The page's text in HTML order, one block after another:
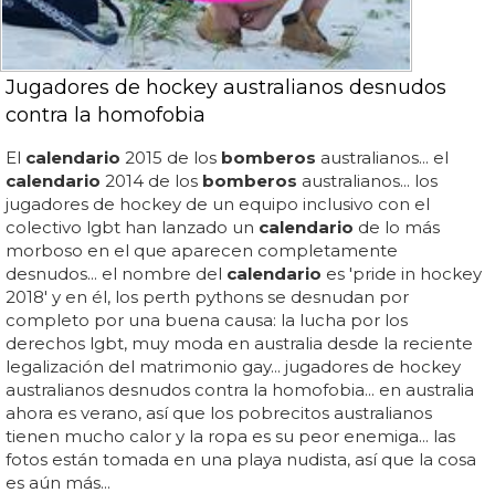
Jugadores de hockey australianos desnudos
contra la homofobia
El calendario 2015 de los bomberos australianos... el
calendario 2014 de los bomberos australianos... los
jugadores de hockey de un equipo inclusivo con el
colectivo lgbt han lanzado un calendario de lo más
morboso en el que aparecen completamente
desnudos... el nombre del calendario es 'pride in hockey
2018' y en él, los perth pythons se desnudan por
completo por una buena causa: la lucha por los
derechos lgbt, muy moda en australia desde la reciente
legalización del matrimonio gay... jugadores de hockey
australianos desnudos contra la homofobia... en australia
ahora es verano, así que los pobrecitos australianos
tienen mucho calor y la ropa es su peor enemiga... las
fotos están tomada en una playa nudista, así que la cosa
es aún más...